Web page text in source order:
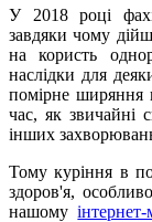
У 2018 році
завдяки чому
на користь
наслідки для
помірне ширяння
час, як звичайні
інших
Тому куріння в
здоров'я,
нашомуінтернет-